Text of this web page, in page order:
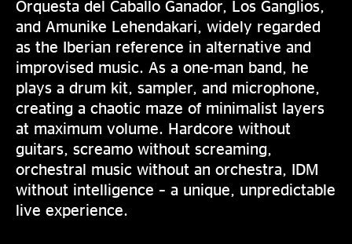
Orquesta del Caballo Ganador, Los Ganglios,
and Amunike Lehendakari, widely regarded
as the Iberian reference in alternative and
improvised music. As a one-man band, he
plays a drum kit, sampler, and microphone,
creating a chaotic maze of minimalist layers
at maximum volume. Hardcore without
guitars, screamo without screaming,
orchestral music without an orchestra, IDM
without intelligence – a unique, unpredictable
live experience.